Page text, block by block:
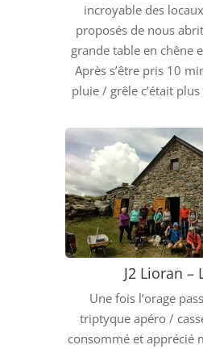
incroyable des
proposés de nous
grande table en chêne
Après s’être pris 10
pluie / grêle c’était
J2 Lioran –
Une fois l’orage
triptyque apéro /
consommé et apprécié